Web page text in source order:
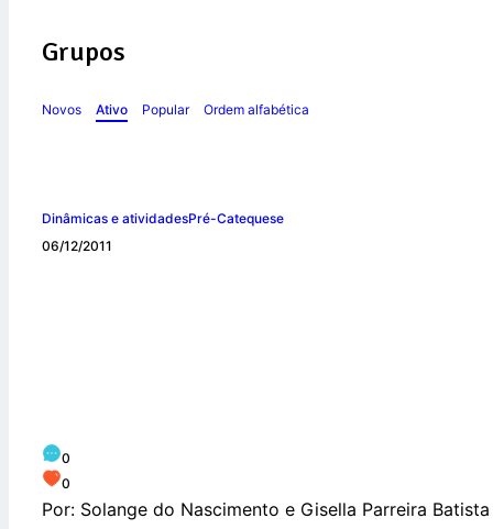
Grupos
Novos Ativo Popular Ordem alfabética
Dinâmicas e atividadesPré-Catequese
06/12/2011
0
0
Por: Solange do Nascimento e Gisella Parreira Batista